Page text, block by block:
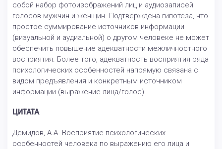
собой набор фотоизображений лиц и аудиозаписей
голосов мужчин и женщин. Подтверждена гипотеза, что
простое суммирование источников информации
(визуальной и аудиальной) о другом человеке не может
обеспечить повышение адекватности межличностного
восприятия. Более того, адекватность восприятия ряда
психологических особенностей напрямую связана с
видом предъявления и конкретным источником
информации (выражение лица/голос).
ЦИТАТА
Демидов, А.А. Восприятие психологических
особенностей человека по выражению его лица и